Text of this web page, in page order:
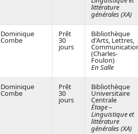
littérature
générales (XA)
Dominique
Combe
Prêt
30
jours
Bibliothèque
d'Arts, Lettres,
(Charles-
Foulon)
En Salle
Dominique
Combe
Prêt
30
jours
Bibliothèque
Universitaire
Centrale
Étage –
Linguistique et
littérature
générales (XA)